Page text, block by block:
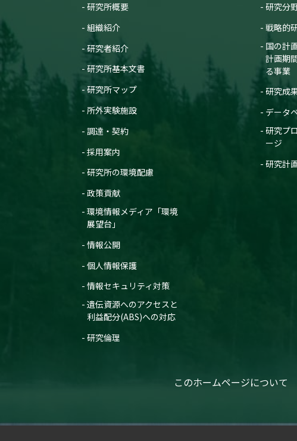
研究所概要
組織紹介
研究者紹介
研究所基本文書
研究所マップ
所外実験施設
調達・契約
採用案内
研究所の環境配慮
政策貢献
環境情報メディア「環境
展望台」
情報公開
個人情報保護
情報セキュリティ対策
遺伝資源へのアクセスと
利益配分(ABS)への対応
研究倫理
研究分
戦略的
国の計
計画期
る事業
研究成
データ
研究プ
ージ
研究計
このホームページについて